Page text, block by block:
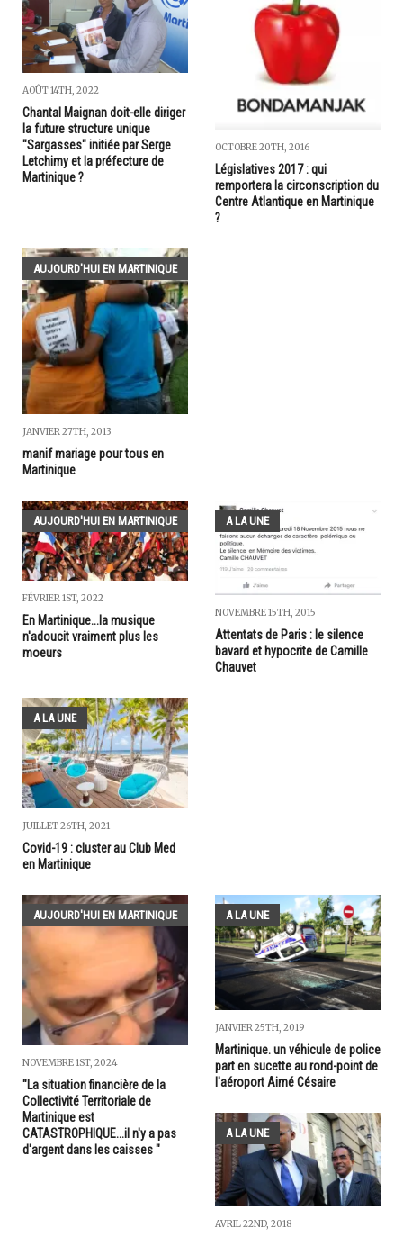
AOÛT 14TH, 2022
Chantal Maignan doit-elle diriger
la future structure unique
"Sargasses" initiée par Serge
Letchimy et la préfecture de
Martinique ?
OCTOBRE 20TH, 2016
Législatives 2017 : qui
remportera la circonscription du
Centre Atlantique en Martinique
?
AUJOURD'HUI EN MARTINIQUE
JANVIER 27TH, 2013
manif mariage pour tous en
Martinique
AUJOURD'HUI EN MARTINIQUE
FÉVRIER 1ST, 2022
En Martinique...la musique
n'adoucit vraiment plus les
moeurs
A LA UNE
NOVEMBRE 15TH, 2015
Attentats de Paris : le silence
bavard et hypocrite de Camille
Chauvet
A LA UNE
JUILLET 26TH, 2021
Covid-19 : cluster au Club Med
en Martinique
AUJOURD'HUI EN MARTINIQUE
NOVEMBRE 1ST, 2024
"La situation financière de la
Collectivité Territoriale de
Martinique est
CATASTROPHIQUE...il n'y a pas
d'argent dans les caisses "
A LA UNE
JANVIER 25TH, 2019
Martinique. un véhicule de police
part en sucette au rond-point de
l'aéroport Aimé Césaire
A LA UNE
AVRIL 22ND, 2018